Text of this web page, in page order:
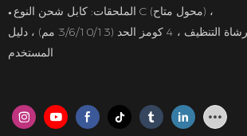
●
الملحقات: كابل شحن النوع C (محول متاح) ،
زيت التشحيم ، فرشاة التنظيف ، 4 كومز الحد (3/6/10/13 مم) ، دليل
المستخدم